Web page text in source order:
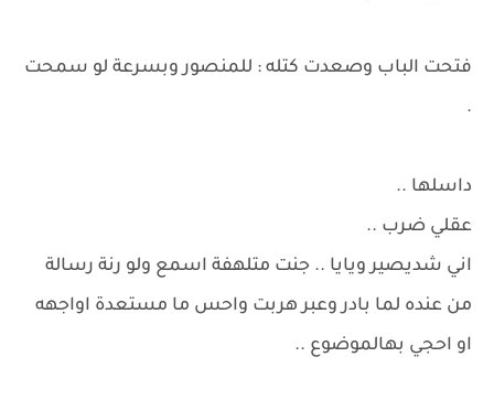
فتحت الباب وصعدت كتله : للمنصور وبسرعة لو سمحت
.
داسلها ..
عقلي ضرب ..
اني شديصير ويايا .. جنت متلهفة اسمع ولو رنة رسالة
من عنده لما بادر وعبر هربت واحس ما مستعدة اواجهه
او احجي بهالموضوع ..